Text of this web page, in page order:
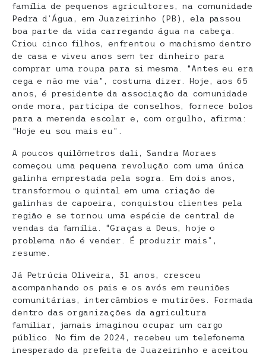
família de pequenos agricultores, na comunidade
Pedra d’Água, em Juazeirinho (PB), ela passou
boa parte da vida carregando água na cabeça.
Criou cinco filhos, enfrentou o machismo dentro
de casa e viveu anos sem ter dinheiro para
comprar uma roupa para si mesma. “Antes eu era
cega e não me via”, costuma dizer. Hoje, aos 65
anos, é presidente da associação da comunidade
onde mora, participa de conselhos, fornece bolos
para a merenda escolar e, com orgulho, afirma:
“Hoje eu sou mais eu”.
A poucos quilômetros dali, Sandra Moraes
começou uma pequena revolução com uma única
galinha emprestada pela sogra. Em dois anos,
transformou o quintal em uma criação de
galinhas de capoeira, conquistou clientes pela
região e se tornou uma espécie de central de
vendas da família. “Graças a Deus, hoje o
problema não é vender. É produzir mais”,
resume.
Já Petrúcia Oliveira, 31 anos, cresceu
acompanhando os pais e os avós em reuniões
comunitárias, intercâmbios e mutirões. Formada
dentro das organizações da agricultura
familiar, jamais imaginou ocupar um cargo
público. No fim de 2024, recebeu um telefonema
inesperado da prefeita de Juazeirinho e aceitou